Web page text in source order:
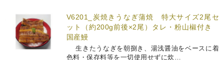
V6201_炭焼きうなぎ蒲焼 特大サイズ2尾セ
ット（約200g前後×2尾）タレ・粉山椒付き
国産鰻
生きたうなぎを朝捌き、湯浅醤油をベースに着
色料・保存料等を一切使用せずに炊…